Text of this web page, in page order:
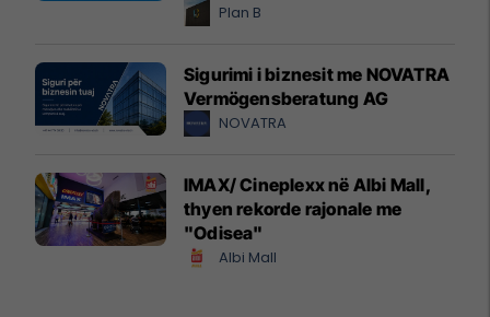
Plan B
Sigurimi i biznesit me NOVATRA
Vermögensberatung AG
NOVATRA
IMAX/ Cineplexx në Albi Mall,
thyen rekorde rajonale me
"Odisea"
Albi Mall